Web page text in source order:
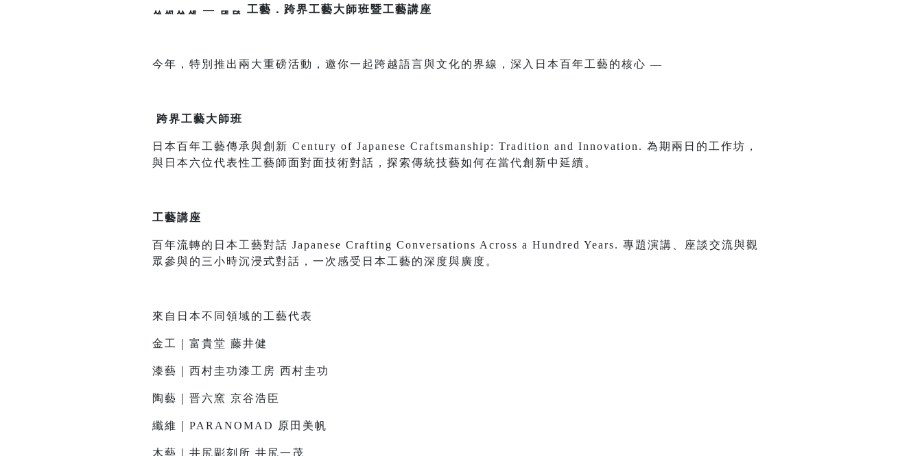
ퟮퟬퟮퟱ — ퟔퟓ 工藝．跨界工藝大師班暨工藝講座
今年，特別推出兩大重磅活動，邀你一起跨越語言與文化的界線，深入日本百年工藝的核心 —
跨界工藝大師班
日本百年工藝傳承與創新 Century of Japanese Craftsmanship: Tradition and Innovation. 為期兩日的工作坊，
與日本六位代表性工藝師面對面技術對話，探索傳統技藝如何在當代創新中延續。
工藝講座
百年流轉的日本工藝對話 Japanese Crafting Conversations Across a Hundred Years. 專題演講、座談交流與觀
眾參與的三小時沉浸式對話，一次感受日本工藝的深度與廣度。
來自日本不同領域的工藝代表
金工｜富貴堂 藤井健
漆藝｜西村圭功漆工房 西村圭功
陶藝｜晋六窯 京谷浩臣
纖維｜PARANOMAD 原田美帆
木藝｜井尻彫刻所 井尻一茂